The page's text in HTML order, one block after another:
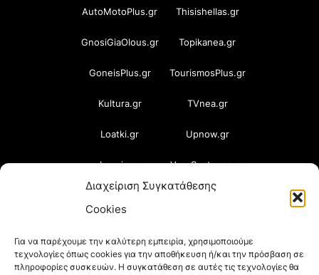
Διαχείριση Συγκατάθεσης
Cookies
Για να παρέχουμε την καλύτερη εμπειρία, χρησιμοποιούμε
τεχνολογίες όπως cookies για την αποθήκευση ή/και την πρόσβαση σε
πληροφορίες συσκευών. Η συγκατάθεση σε αυτές τις τεχνολογίες θα
AutoMotoPlus.gr Thisishellas.gr
GnosiGiaOlous.gr Topikanea.gr
GoneisPlus.gr TourismosPlus.gr
Kultura.gr TVnea.gr
Loatki.gr Upnow.gr
Loveis.gr VresSyntages.gr
ModernaGynaika.gr Xristianika.gr
Oikotropia.gr ZoumeSpiti.gr